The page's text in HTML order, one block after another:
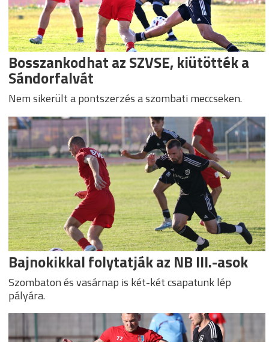
Bosszankodhat az SZVSE, kiütötték a
Sándorfalvát
Nem sikerült a pontszerzés a szombati meccseken.
Bajnokikkal folytatják az NB III.-asok
Szombaton és vasárnap is két-két csapatunk lép
pályára.